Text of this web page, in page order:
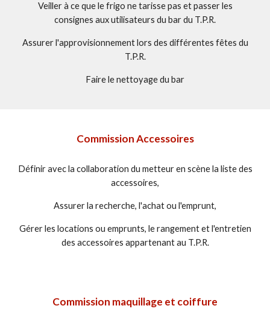
Veiller à ce que le frigo ne tarisse pas et passer les
consignes aux utilisateurs du bar du T.P.R.
Assurer l'approvisionnement lors des différentes fêtes du
T.P.R.
Faire le nettoyage du bar
Commission Accessoires
Définir avec la collaboration du metteur en scène la liste des
accessoires,
Assurer la recherche, l'achat ou l'emprunt,
Gérer les locations ou emprunts, le rangement et l'entretien
des accessoires appartenant au T.P.R.
Commission maquillage et coiffure